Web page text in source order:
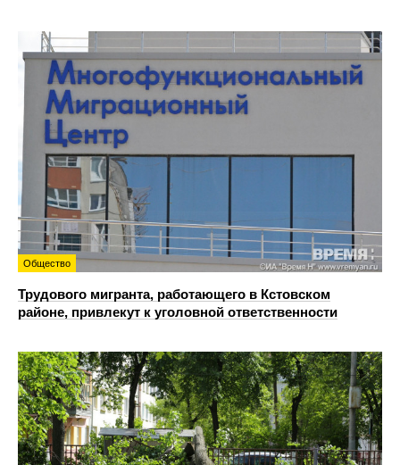
Общество
Трудового мигранта, работающего в Кстовском
районе, привлекут к уголовной ответственности